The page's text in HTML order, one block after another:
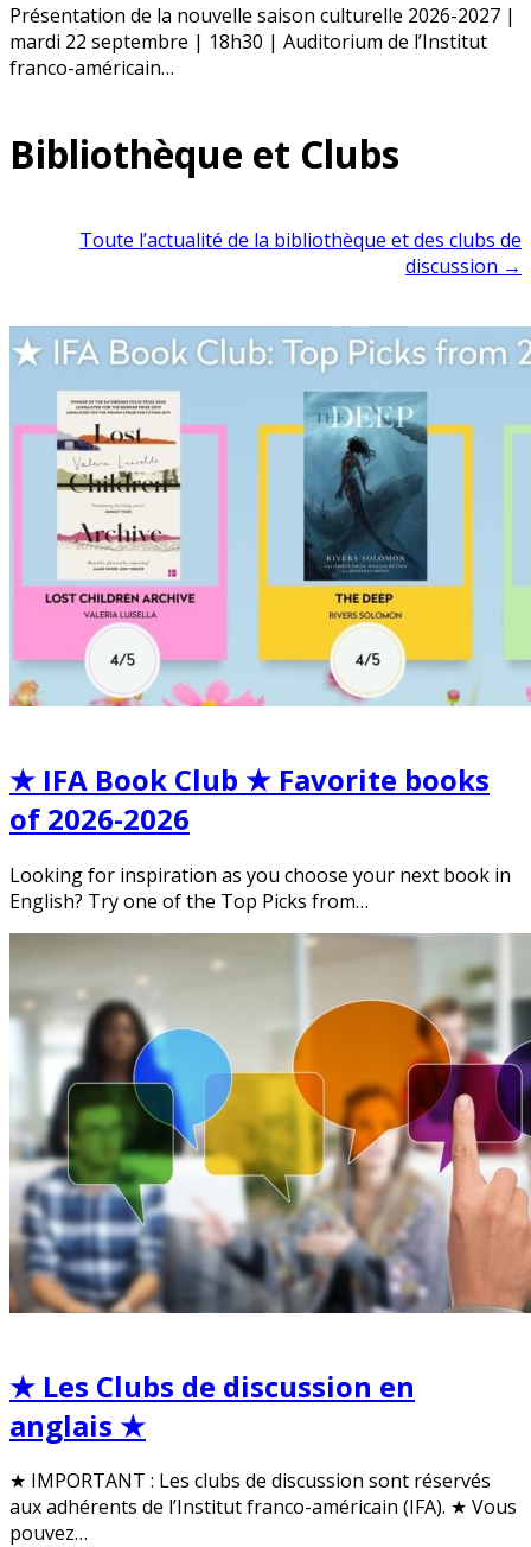
Présentation de la nouvelle saison culturelle 2026-2027 |
mardi 22 septembre | 18h30 | Auditorium de l’Institut
franco-américain…
Bibliothèque et Clubs
Toute l’actualité de la bibliothèque et des clubs de
discussion →
★ IFA Book Club ★ Favorite books
of 2026-2026
Looking for inspiration as you choose your next book in
English? Try one of the Top Picks from…
★ Les Clubs de discussion en
anglais ★
★ IMPORTANT : Les clubs de discussion sont réservés
aux adhérents de l’Institut franco-américain (IFA). ★ Vous
pouvez…